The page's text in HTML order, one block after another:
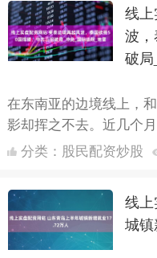
线
波
破
在东南亚的边境线上，
影却挥之不去。近几个
埔寨之间的紧张关系持
分类： 股民配资炒股
线
城